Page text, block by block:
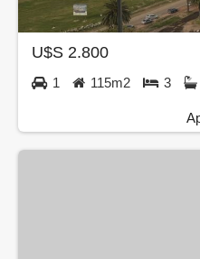
U$S 2.800
1 115m2 3